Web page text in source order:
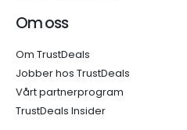
Om oss
Om TrustDeals
Jobber hos TrustDeals
Vårt partnerprogram
TrustDeals Insider